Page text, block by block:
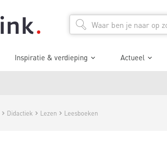
Inspiratie & verdieping Actueel
Didactiek Lezen Leesboeken